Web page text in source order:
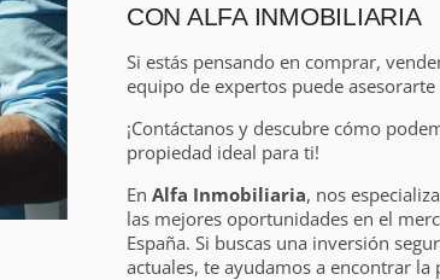
CON ALFA INMOBILIARIA
Si estás pensando en comprar,
equipo de expertos puede
¡Contáctanos y descubre cómo
propiedad ideal para ti!
En Alfa Inmobiliaria, nos
las mejores oportunidades en el
España. Si buscas una inversión
actuales, te ayudamos a encontrar